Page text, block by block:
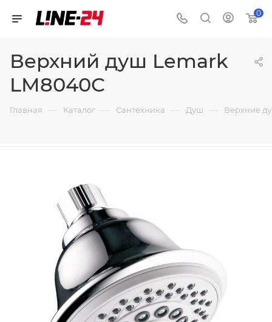
0
Верхний душ Lemark
LM8040C
Главная — Каталог — Сантехника — Душ — Верхние